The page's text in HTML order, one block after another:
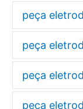
peça
peça
peça
peça